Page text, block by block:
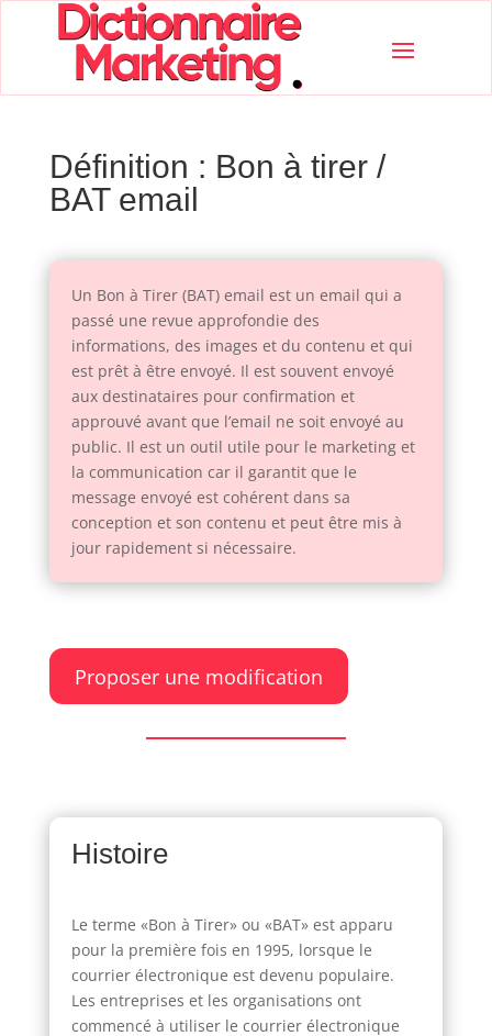
Définition : Bon à tirer /
BAT email
Un Bon à Tirer (BAT) email est un email qui a
passé une revue approfondie des
informations, des images et du contenu et qui
est prêt à être envoyé. Il est souvent envoyé
aux destinataires pour confirmation et
approuvé avant que l’email ne soit envoyé au
public. Il est un outil utile pour le marketing et
la communication car il garantit que le
message envoyé est cohérent dans sa
conception et son contenu et peut être mis à
jour rapidement si nécessaire.
Proposer une modification
Histoire
Le terme «Bon à Tirer» ou «BAT» est apparu
pour la première fois en 1995, lorsque le
courrier électronique est devenu populaire.
Les entreprises et les organisations ont
commencé à utiliser le courrier électronique